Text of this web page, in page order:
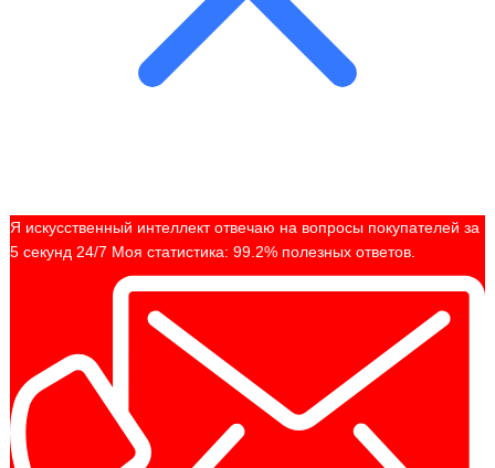
Я искусственный интеллект отвечаю на вопросы покупателей за
5 секунд 24/7 Моя статистика: 99.2% полезных ответов.